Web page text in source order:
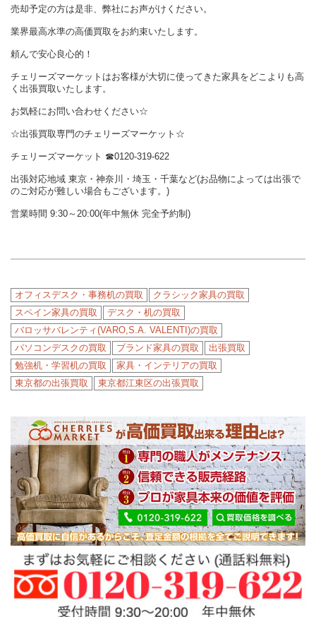
売却予定の方は是非、弊社にお声がけください。
業界最高水準の高価買取をお約束いたします。
頼んで安心良心的！
チェリーズマーケットはお客様が大切に使ってきた家具をどこよりも高
く出張買取いたします。
お気軽にお問い合わせください☆
☆出張買取専門のチェリーズマーケット☆
チェリーズマーケット ☎︎0120-319-622
出張対応地域 東京・神奈川・埼玉・千葉など(お品物によっては出張で
のご対応が難しい場合もございます。)
営業時間 9:30～20:00(年中無休 完全予約制)
オフィスデスク・事務机の買取
クラシック家具の買取
スペイン家具の買取
デスク・机の買取
バロッサバレンティ(VARO,S.A. VALENTI)の買取
パソコンデスクの買取
ブランド家具の買取
出張買取
勉強机・学習机の買取
家具・インテリアの買取
東京都の出張買取
東京都江東区の出張買取